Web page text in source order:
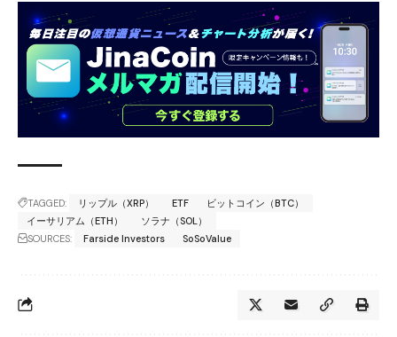
TAGGED: リップル（XRP） ETF
ビットコイン（BTC）
イーサリアム（ETH）
ソラナ（SOL）
SOURCES:
Farside Investors SoSoValue